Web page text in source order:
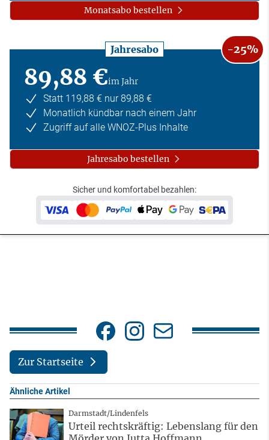
Monatsabo bestellen
Jahresabo -25%
89,88 €im Jahr
Statt 119,88 € nur 89,88 €
Monatlich kündbar nach einem Jahr
Zugriff auf alle WNOZ-Plus Inhalte
Jahresabo bestellen
Sicher und komfortabel bezahlen:
Zur Startseite
Ähnliche Artikel
Darmstadt/Lindenfels
Urteil rechtskräftig: Lebenslang für den